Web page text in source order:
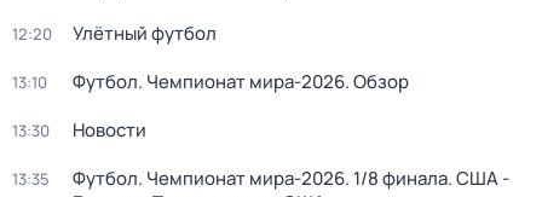
12:20 Улётный футбол
13:10 Футбол. Чемпионат мира-2026. Обзор
13:30 Новости
13:35
Футбол. Чемпионат мира-2026. 1/8 финала. США -